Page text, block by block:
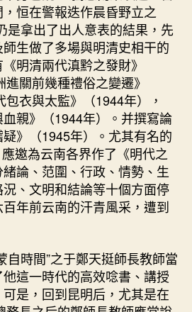
恒在警報迭作晨昏野立之
是拿出了出人意表的結果，先
生做了多場與明清史相干的
明清兩代滇黔之發財》
進關前幾種禮俗之變遷》
包衣與太監》（1944年），
血親》（1944年）。并撰寫論
》（1945年）。尤其有名的
邀為云南各界作了《明代之
論、范圍、行政、情勢、生
、文明和結論等十個方面停
年前云南的汗青風采，遭到
自時間”之于鄭天挺師長教師當
這一時代的高效唸書、講授
是，回到昆明后，尤其是在